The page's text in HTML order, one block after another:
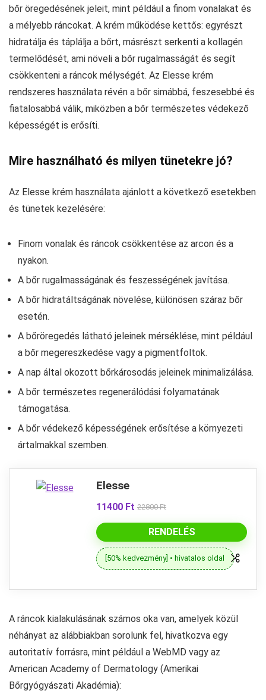
bőr öregedésének jeleit, mint például a finom vonalakat és
a mélyebb ráncokat. A krém működése kettős: egyrészt
hidratálja és táplálja a bőrt, másrészt serkenti a kollagén
termelődését, ami növeli a bőr rugalmasságát és segít
csökkenteni a ráncok mélységét. Az Elesse krém
rendszeres használata révén a bőr simábbá, feszesebbé és
fiatalosabbá válik, miközben a bőr természetes védekező
képességét is erősíti.
Mire használható és milyen tünetekre jó?
Az Elesse krém használata ajánlott a következő esetekben
és tünetek kezelésére:
Finom vonalak és ráncok csökkentése az arcon és a
nyakon.
A bőr rugalmasságának és feszességének javítása.
A bőr hidratáltságának növelése, különösen száraz bőr
esetén.
A bőröregedés látható jeleinek mérséklése, mint például
a bőr megereszkedése vagy a pigmentfoltok.
A nap által okozott bőrkárosodás jeleinek minimalizálása.
A bőr természetes regenerálódási folyamatának
támogatása.
A bőr védekező képességének erősítése a környezeti
ártalmakkal szemben.
Elesse
11400 Ft 22800 Ft
RENDELÉS
[50% kedvezmény] • hivatalos oldal
A ráncok kialakulásának számos oka van, amelyek közül
néhányat az alábbiakban sorolunk fel, hivatkozva egy
autoritatív forrásra, mint például a WebMD vagy az
American Academy of Dermatology (Amerikai
Bőrgyógyászati Akadémia):